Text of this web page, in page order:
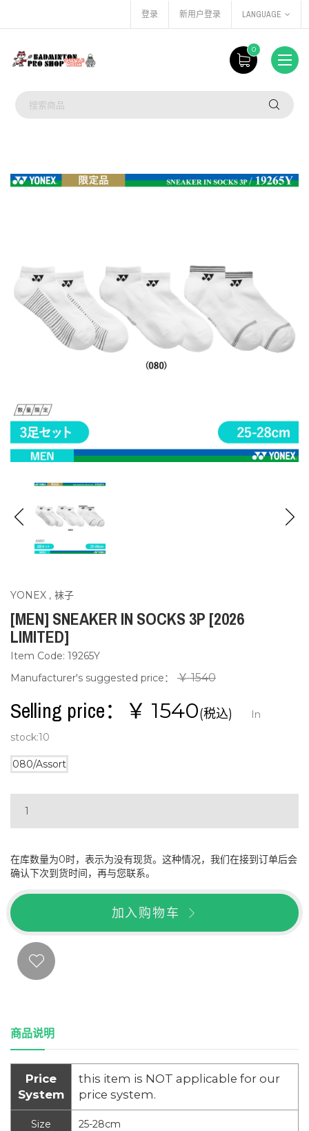
登录 新用户登录 LANGUAGE
0
YONEX , 袜子
[MEN] SNEAKER IN SOCKS 3P [2026
LIMITED]
Item Code: 19265Y
Manufacturer's suggested price：
￥ 1540
Selling price：￥ 1540(税込)
In
stock:10
080/Assort
在库数量为0时，表示为没有现货。这种情况，我们在接到订单后会
确认下次到货时间，再与您联系。
加入购物车
商品说明
Price
System
this item is NOT applicable for our
price system.
Size 25-28cm